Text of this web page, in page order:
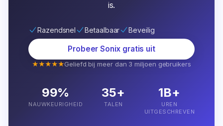
is.
Razendsnel Betaalbaar Beveilig
Probeer Sonix gratis uit
★★★★★Geliefd bij meer dan 3 miljoen gebruikers
99%
NAUWKEURIGHEID
35+
TALEN
1B+
UREN
UITGESCHREVEN